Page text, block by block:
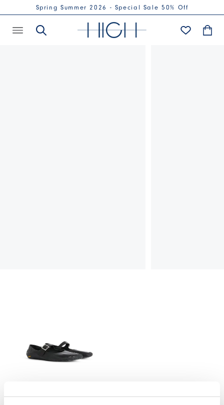
Spring Summer 2026 - Special Sale 50% Off